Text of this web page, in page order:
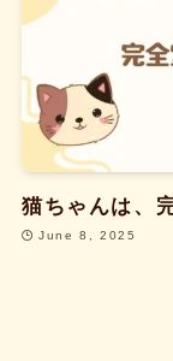
猫ちゃんは、
June 8, 2025